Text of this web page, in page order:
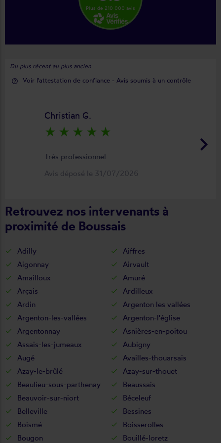
Plus de 210 000 avis
Du plus récent au plus ancien
help_outline Voir l'attestation de confiance - Avis soumis à un contrôle
keyboard_arrow_right
Christian G.
star_rate star_rate star_rate star_rate star_rate
Très professionnel
Avis déposé le 31/07/2026
Retrouvez nos intervenants à
proximité de Boussais
Adilly
Aiffres
Aigonnay
Airvault
Amailloux
Amuré
Arçais
Ardilleux
Ardin
Argenton les vallées
Argenton-les-vallées
Argenton-l'église
Argentonnay
Asnières-en-poitou
Assais-les-jumeaux
Aubigny
Augé
Availles-thouarsais
Azay-le-brûlé
Azay-sur-thouet
Beaulieu-sous-parthenay
Beaussais
Beauvoir-sur-niort
Béceleuf
Belleville
Bessines
Boismé
Boisserolles
Bougon
Bouillé-loretz